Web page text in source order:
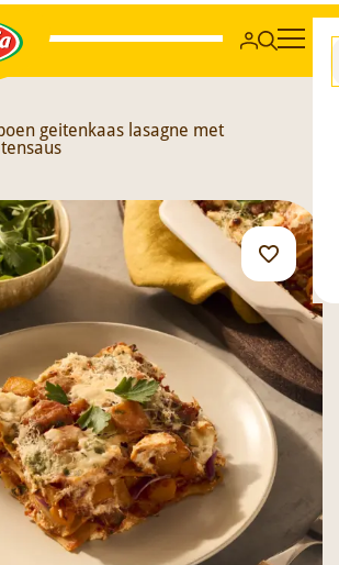
geitenkaas lasagne met